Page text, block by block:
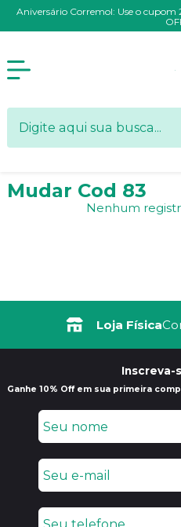
Aniversário Corremol: Use o cupom
Mudar Cod 83
Nenhum
Loja Física
Inscreva-
Ganhe 10% Off em sua primeira